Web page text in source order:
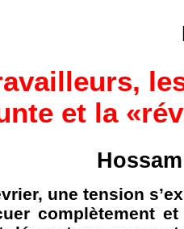
et la
une tension
complètement